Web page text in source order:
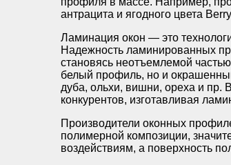
антрацита и ягодного цвета
Ламинация окон — это
Надежность ламинированных
становясь неотъемлемой
белый профиль, но и
дуба, ольхи, вишни, ореха и пр.
конкурентов, изготавливая
Производители оконных
полимерной композиции,
воздействиям, а поверхность